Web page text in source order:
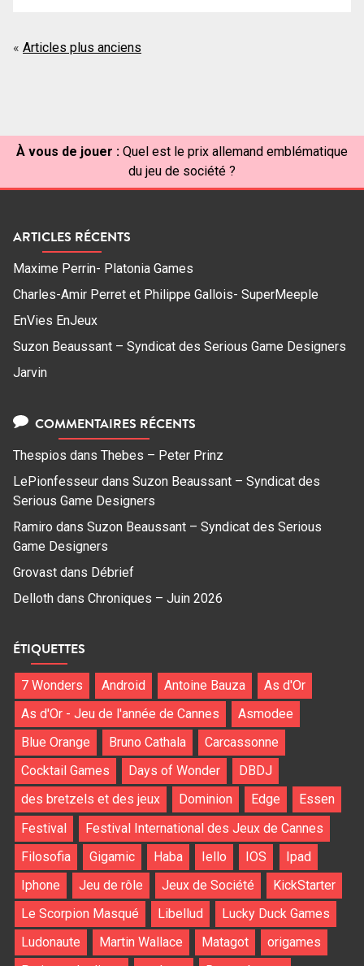
Navigation
Articles plus anciens
À vous de jouer : Quel est le prix allemand emblématique
du jeu de société ?
ARTICLES RÉCENTS
Maxime Perrin- Platonia Games
Charles-Amir Perret et Philippe Gallois- SuperMeeple
EnVies EnJeux
Suzon Beaussant – Syndicat des Serious Game Designers
Jarvin
COMMENTAIRES RÉCENTS
Thespios dans Thebes – Peter Prinz
LePionfesseur dans Suzon Beaussant – Syndicat des
Serious Game Designers
Ramiro dans Suzon Beaussant – Syndicat des Serious
Game Designers
Grovast dans Débrief
Delloth dans Chroniques – Juin 2026
ÉTIQUETTES
7 Wonders Android Antoine Bauza
As d'Or
As d'Or - Jeu de l'année de Cannes
Asmodee
Blue Orange
Bruno Cathala
Carcassonne
Cocktail Games
Days of Wonder
DBDJ
des bretzels et des jeux
Dominion Edge
Essen
Festival
Festival International des Jeux de Cannes
Filosofia
Gigamic Haba Iello IOS
Ipad
Iphone
Jeu de rôle Jeux de Société
KickStarter
Le Scorpion Masqué
Libellud
Lucky Duck Games
Ludonaute
Martin Wallace Matagot
origames